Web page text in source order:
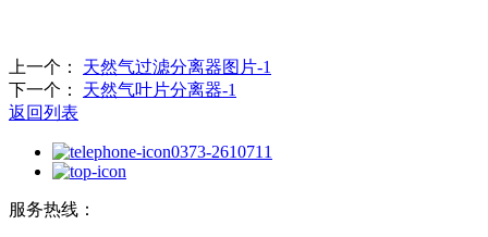
上一个：
天然气过滤分离器图片-1
下一个：
天然气叶片分离器-1
返回列表
0373-2610711
服务热线：